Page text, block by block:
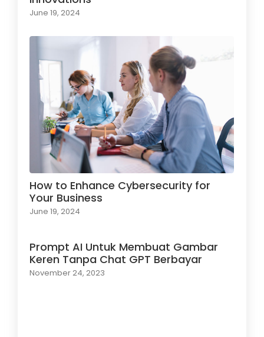
June 19, 2024
How to Enhance Cybersecurity for
Your Business
June 19, 2024
Prompt AI Untuk Membuat Gambar
Keren Tanpa Chat GPT Berbayar
November 24, 2023